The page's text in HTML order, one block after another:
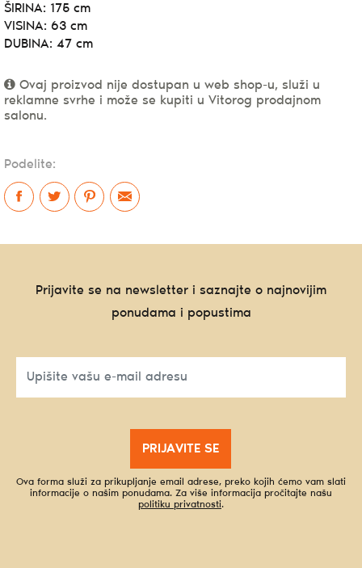
ŠIRINA: 175 cm
VISINA: 63 cm
DUBINA: 47 cm
Ovaj proizvod nije dostupan u web shop-u, služi u
reklamne svrhe i može se kupiti u Vitorog prodajnom
salonu.
Podelite:
Prijavite se na newsletter i saznajte o najnovijim
ponudama i popustima
PRIJAVITE SE
Ova forma služi za prikupljanje email adrese, preko kojih ćemo vam slati
informacije o našim ponudama. Za više informacija pročitajte našu
politiku privatnosti.